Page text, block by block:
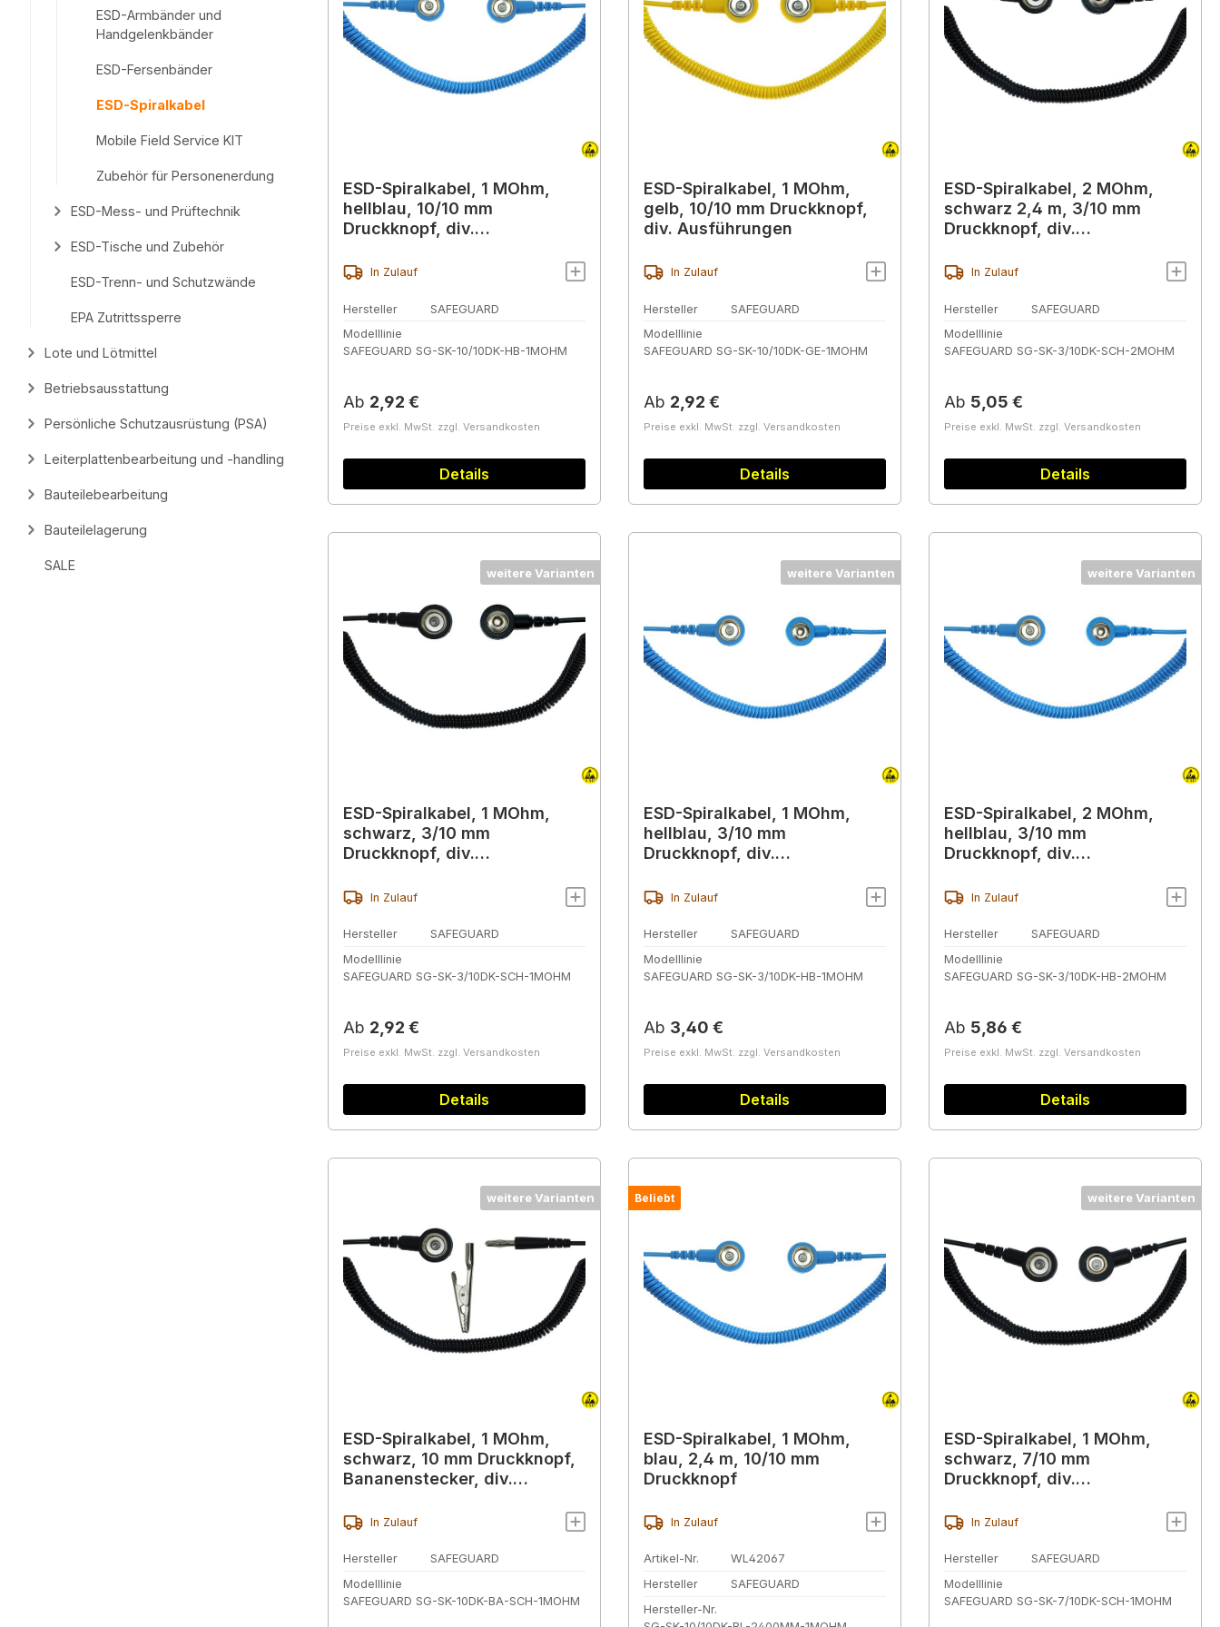
ESD-Armbänder und
Handgelenkbänder
ESD-Fersenbänder
ESD-Spiralkabel
Mobile Field Service KIT
Zubehör für Personenerdung
ESD-Mess- und Prüftechnik
ESD-Tische und Zubehör
ESD-Trenn- und Schutzwände
EPA Zutrittssperre
Lote und Lötmittel
Betriebsausstattung
Persönliche Schutzausrüstung (PSA)
Leiterplattenbearbeitung und -handling
Bauteilebearbeitung
Bauteilelagerung
SALE
ESD-Spiralkabel, 1 MOhm,
hellblau, 10/10 mm
Druckknopf, div.
In Zulauf
Hersteller
SAFEGUARD
Modelllinie
SAFEGUARD SG-SK-10/10DK-HB-1MOHM
Regulärer Preis:
Ab 2,92 €
Preise exkl. MwSt. zzgl. Versandkosten
Details
ESD-Spiralkabel, 1 MOhm,
gelb, 10/10 mm Druckknopf,
div. Ausführungen
In Zulauf
Hersteller
SAFEGUARD
Modelllinie
SAFEGUARD SG-SK-10/10DK-GE-1MOHM
Regulärer Preis:
Ab 2,92 €
Preise exkl. MwSt. zzgl. Versandkosten
Details
ESD-Spiralkabel, 2 MOhm,
schwarz 2,4 m, 3/10 mm
Druckknopf, div.
In Zulauf
Hersteller
SAFEGUARD
Modelllinie
SAFEGUARD SG-SK-3/10DK-SCH-2MOHM
Regulärer Preis:
Ab 5,05 €
Preise exkl. MwSt. zzgl. Versandkosten
Details
weitere Varianten
ESD-Spiralkabel, 1 MOhm,
schwarz, 3/10 mm
Druckknopf, div.
In Zulauf
Hersteller
SAFEGUARD
Modelllinie
SAFEGUARD SG-SK-3/10DK-SCH-1MOHM
Regulärer Preis:
Ab 2,92 €
Preise exkl. MwSt. zzgl. Versandkosten
Details
weitere Varianten
ESD-Spiralkabel, 1 MOhm,
hellblau, 3/10 mm
Druckknopf, div.
In Zulauf
Hersteller
SAFEGUARD
Modelllinie
SAFEGUARD SG-SK-3/10DK-HB-1MOHM
Regulärer Preis:
Ab 3,40 €
Preise exkl. MwSt. zzgl. Versandkosten
Details
weitere Varianten
ESD-Spiralkabel, 2 MOhm,
hellblau, 3/10 mm
Druckknopf, div.
In Zulauf
Hersteller
SAFEGUARD
Modelllinie
SAFEGUARD SG-SK-3/10DK-HB-2MOHM
Regulärer Preis:
Ab 5,86 €
Preise exkl. MwSt. zzgl. Versandkosten
Details
weitere Varianten
ESD-Spiralkabel, 1 MOhm,
schwarz, 10 mm Druckknopf,
Bananenstecker, div.
In Zulauf
Hersteller
SAFEGUARD
Modelllinie
SAFEGUARD SG-SK-10DK-BA-SCH-1MOHM
Beliebt
ESD-Spiralkabel, 1 MOhm,
blau, 2,4 m, 10/10 mm
Druckknopf
In Zulauf
Artikel-Nr.
WL42067
Hersteller
SAFEGUARD
Hersteller-Nr.
weitere Varianten
ESD-Spiralkabel, 1 MOhm,
schwarz, 7/10 mm
Druckknopf, div.
In Zulauf
Hersteller
SAFEGUARD
Modelllinie
SAFEGUARD SG-SK-7/10DK-SCH-1MOHM